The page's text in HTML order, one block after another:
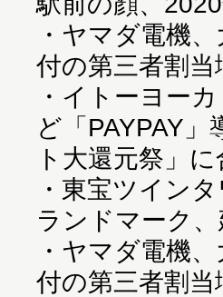
・ ヤマダ電機
付の第三者割
・ イトーヨー
ど「PAYPAY
ト大還元祭」
・ 東宝ツイン
ランドマーク
・ ヤマダ電機
付の第三者割